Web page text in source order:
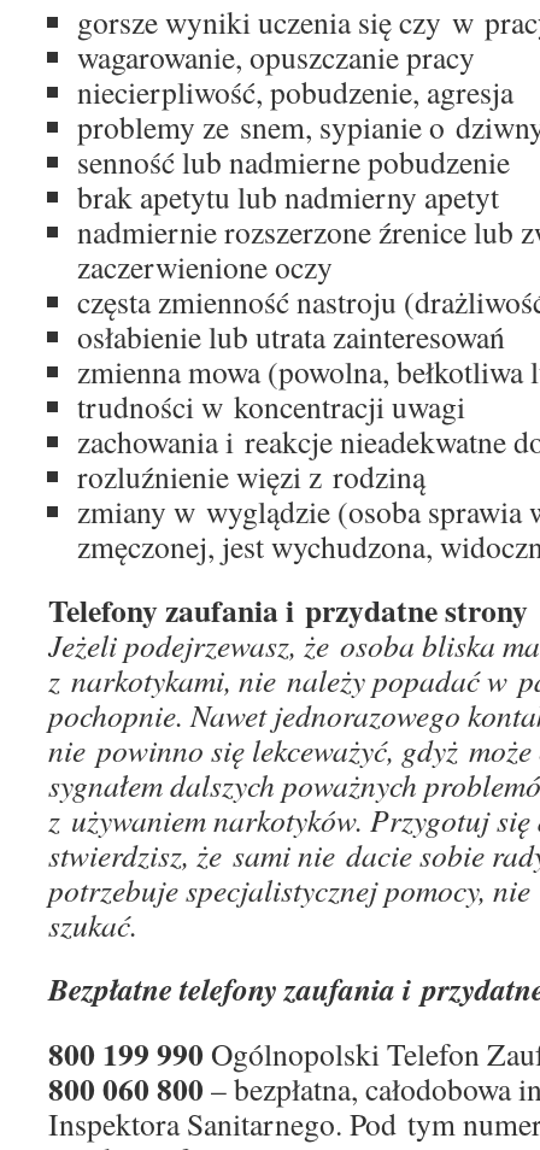
gorsze wyniki uczenia się czy w
wagarowanie, opuszczanie pracy
niecierpliwość, pobudzenie, agresja
problemy ze snem, sypianie o
senność lub nadmierne pobudzenie
brak apetytu lub nadmierny apetyt
nadmiernie rozszerzone źrenice lub
zaczerwienione oczy
częsta zmienność nastroju
osłabienie lub utrata zainteresowań
zmienna mowa (powolna, bełkotliwa
trudności w koncentracji uwagi
zachowania i reakcje nieadekwatne
rozluźnienie więzi z rodziną
zmiany w wyglądzie (osoba sprawia
zmęczonej, jest wychudzona,
Telefony zaufania i przydatne strony
Jeżeli podejrzewasz, że osoba bliska
z narkotykami, nie należy popadać w
pochopnie. Nawet jednorazowego
nie powinno się lekceważyć, gdyż
sygnałem dalszych poważnych
z używaniem narkotyków. Przygotuj
stwierdzisz, że sami nie dacie sobie
potrzebuje specjalistycznej pomocy,
szukać.
Bezpłatne telefony zaufania i
800 199 990 Ogólnopolski Telefon
800 060 800 – bezpłatna, całodobowa
Inspektora Sanitarnego. Pod tym